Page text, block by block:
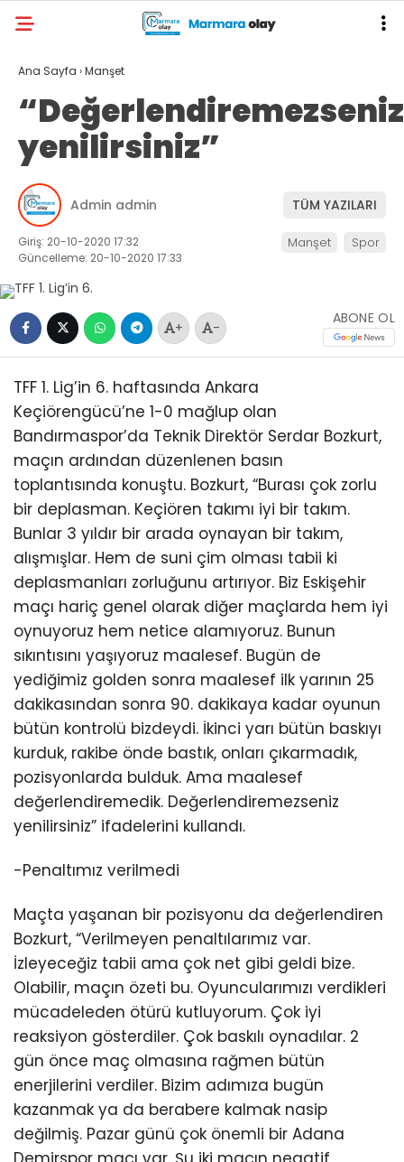
Ana Sayfa ›Manşet
“Değerlendiremezseniz
yenilirsiniz”
Admin admin TÜM YAZILARI
Giriş: 20-10-2020 17:32
Güncelleme: 20-10-2020 17:33
Manşet Spor
+ -
ABONE OL
TFF 1. Lig’in 6. haftasında Ankara
Keçiörengücü’ne 1-0 mağlup olan
Bandırmaspor’da Teknik Direktör Serdar Bozkurt,
maçın ardından düzenlenen basın
toplantısında konuştu. Bozkurt, “Burası çok zorlu
bir deplasman. Keçiören takımı iyi bir takım.
Bunlar 3 yıldır bir arada oynayan bir takım,
alışmışlar. Hem de suni çim olması tabii ki
deplasmanları zorluğunu artırıyor. Biz Eskişehir
maçı hariç genel olarak diğer maçlarda hem iyi
oynuyoruz hem netice alamıyoruz. Bunun
sıkıntısını yaşıyoruz maalesef. Bugün de
yediğimiz golden sonra maalesef ilk yarının 25
dakikasından sonra 90. dakikaya kadar oyunun
bütün kontrolü bizdeydi. İkinci yarı bütün baskıyı
kurduk, rakibe önde bastık, onları çıkarmadık,
pozisyonlarda bulduk. Ama maalesef
değerlendiremedik. Değerlendiremezseniz
yenilirsiniz” ifadelerini kullandı.
-Penaltımız verilmedi
Maçta yaşanan bir pozisyonu da değerlendiren
Bozkurt, “Verilmeyen penaltılarımız var.
İzleyeceğiz tabii ama çok net gibi geldi bize.
Olabilir, maçın özeti bu. Oyuncularımızı verdikleri
mücadeleden ötürü kutluyorum. Çok iyi
reaksiyon gösterdiler. Çok baskılı oynadılar. 2
gün önce maç olmasına rağmen bütün
enerjilerini verdiler. Bizim adımıza bugün
kazanmak ya da berabere kalmak nasip
değilmiş. Pazar günü çok önemli bir Adana